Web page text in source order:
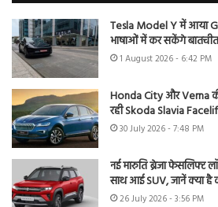
Tesla Model Y में आया
भाषाओं में कर सकेंगे
1 August 2026 - 6:42 PM
Honda City और Verna
रही Skoda Slavia
30 July 2026 - 7:48 PM
नई मारुति ब्रेजा फेसलिफ्ट
साथ आई SUV, जानें क्या है
26 July 2026 - 3:56 PM